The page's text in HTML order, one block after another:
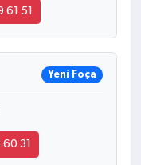
61 51
Yeni Foça
31